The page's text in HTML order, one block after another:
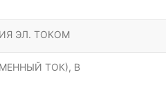
ЭЛ. ТОКОМ
ТОК), В